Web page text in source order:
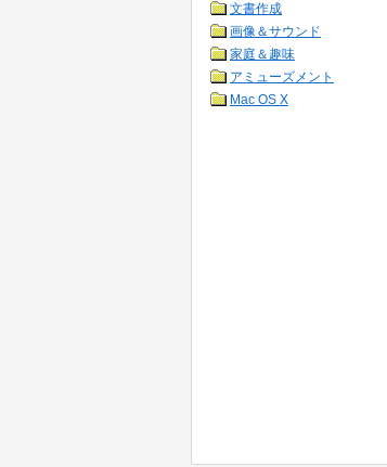
文書作成
画像＆サウンド
家庭＆趣味
アミューズメント
Mac OS X